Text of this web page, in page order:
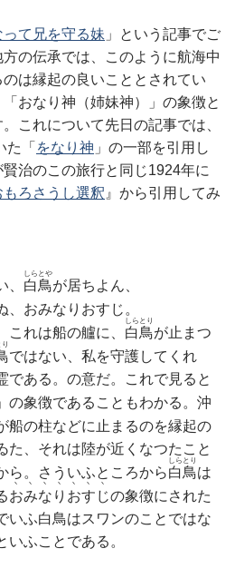
って兄を守る妹 」という記事でご
の伝承では、このように航海中
は縁起の良いこととされてい
おなり神（姉妹神）」の象徴と
これについて先日の記事では、
「 をなり神 」の一部を引用し
治のこの旅行と同じ1924年に
ろさうし選釈 』から引用してみ
白鳥
しらとや
が居ちよん、
、おみなりおすじ。
これは船の艫に、 白鳥
しらとり
が止まつ
り
ではない、私を守護してくれ
である。の意だ。これで見ると
の象徴であることもわかる。沖
船の柱などに止まるのを縁起の
た、それは陸が近くなつたこと
ら。さういふところから白鳥
しらとり
は
おみなりおすじ
丶丶丶丶丶丶丶
の象徴にされた
いふ白鳥はスワンのことではな
いふことである。